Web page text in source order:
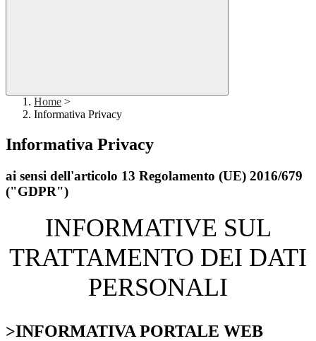
Home >
Informativa Privacy
Informativa Privacy
ai sensi dell'articolo 13 Regolamento (UE) 2016/679
("GDPR")
INFORMATIVE SUL
TRATTAMENTO DEI DATI
PERSONALI
>INFORMATIVA PORTALE WEB